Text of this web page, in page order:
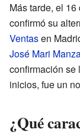
Más tarde, el
confirmó su
Ventasen
José Mari
confirmación se
inicios, fue un
¿Qué